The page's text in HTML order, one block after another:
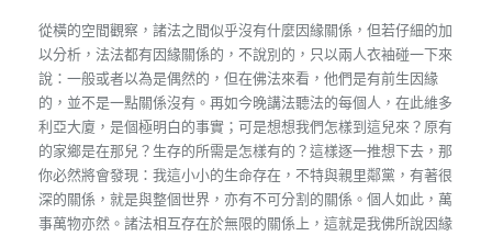
從橫的空間觀察，諸法之間似乎沒有什麼因緣關係，但若仔細的加
以分析，法法都有因緣關係的，不說別的，只以兩人衣袖碰一下來
說：一般或者以為是偶然的，但在佛法來看，他們是有前生因緣
的，並不是一點關係沒有。再如今晚講法聽法的每個人，在此維多
利亞大廈，是個極明白的事實；可是想想我們怎樣到這兒來？原有
的家鄉是在那兒？生存的所需是怎樣有的？這樣逐一推想下去，那
你必然將會發現：我這小小的生命存在，不特與親里鄰黨，有著很
深的關係，就是與整個世界，亦有不可分割的關係。個人如此，萬
事萬物亦然。諸法相互存在於無限的關係上，這就是我佛所說因緣